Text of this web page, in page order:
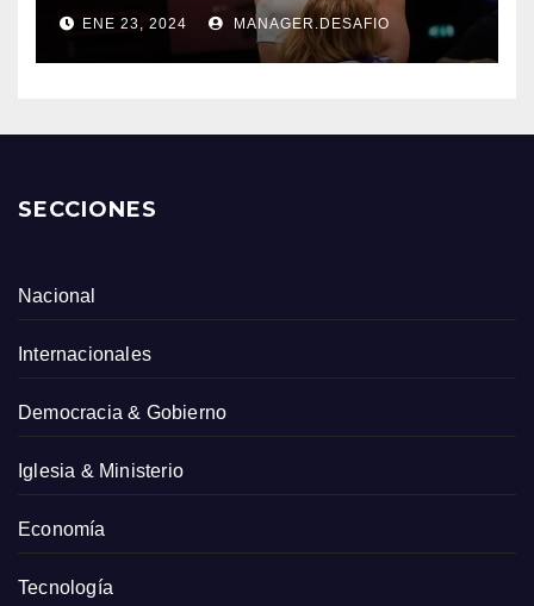
ENE 23, 2024 MANAGER.DESAFIO
SECCIONES
Nacional
Internacionales
Democracia & Gobierno
Iglesia & Ministerio
Economía
Tecnología